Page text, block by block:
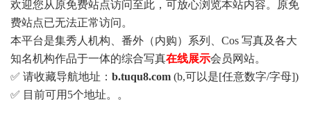
欢迎您从原免费站点访问至此，可放心浏览本站内容。原免
费站点已无法正常访问。
本平台是集秀人机构、番外（内购）系列、Cos 写真及各大
知名机构作品于一体的综合写真在线展示会员网站。
✅ 请收藏导航地址： b.tuqu8.com (b,可以是[任意数字/字母])
✅ 目前可用5个地址。。